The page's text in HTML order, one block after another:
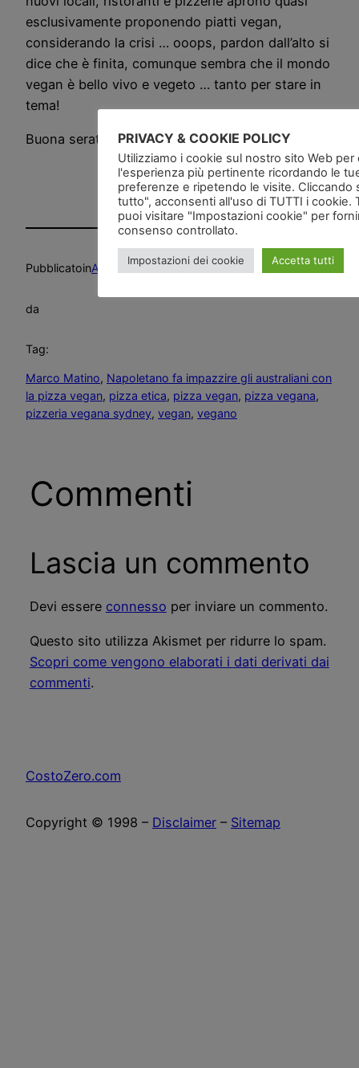
esclusivamente proponendo piatti vegan,
considerando la crisi … ooops, pardon dall’alto si
dice che è finita, comunque sembra che il mondo
vegan è bello vivo e vegeto … tanto per stare in
tema!
Buona serata, magari fatevi una pizza
PubblicatoinAlimentazione, News and go
da
Tag:
Marco Matino, Napoletano fa impazzire gli australiani con
la pizza vegan, pizza etica, pizza vegan, pizza vegana
pizzeria vegana sydney, vegan, vegano
Commenti
Lascia un commento
Devi essere connesso per inviare un commento.
Questo sito utilizza Akismet per ridurre lo spam.
Scopri come vengono elaborati i dati derivati dai
commenti.
CostoZero.com
Copyright © 1998 – Disclaimer – Sitemap
PRIVACY & COOKIE POLICY
Utilizziamo i cookie sul nostro sito Web per
l'esperienza più pertinente ricordando le
preferenze e ripetendo le visite. Cliccando
tutto", acconsenti all'uso di TUTTI i cookie.
puoi visitare "Impostazioni cookie" per
consenso controllato.
Impostazioni dei cookie Accetta tutti